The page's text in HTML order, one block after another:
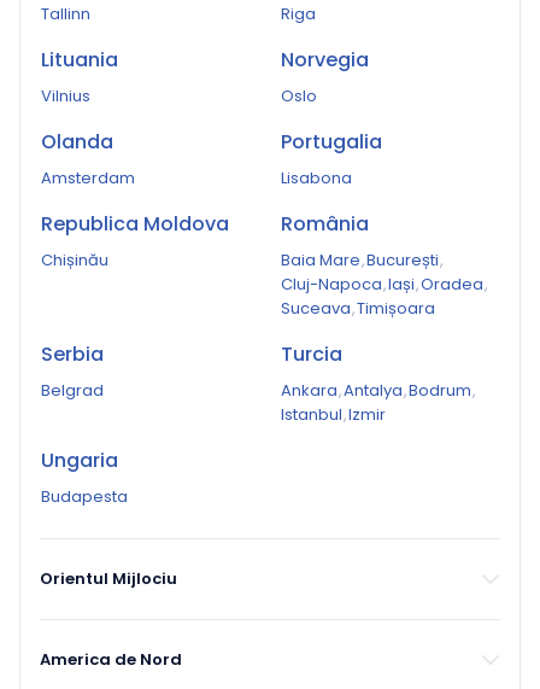
Tallinn Riga
Lituania
Vilnius
Norvegia
Oslo
Olanda
Amsterdam
Portugalia
Lisabona
Republica Moldova
Chișinău
România
Baia Mare,București,
Cluj-Napoca,Iași,Oradea,
Suceava,Timișoara
Serbia
Belgrad
Turcia
Ankara,Antalya,Bodrum,
Istanbul,Izmir
Ungaria
Budapesta
Orientul Mijlociu
America de Nord